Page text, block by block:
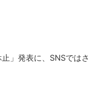
」発表に、SNSではさ